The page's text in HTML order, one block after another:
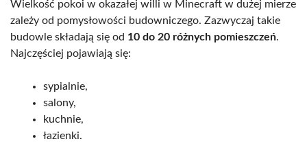
Wielkość pokoi w okazałej willi w Minecraft w dużej mierze
zależy od pomysłowości budowniczego. Zazwyczaj takie
budowle składają się od 10 do 20 różnych pomieszczeń.
Najczęściej pojawiają się:
sypialnie,
salony,
kuchnie,
łazienki.